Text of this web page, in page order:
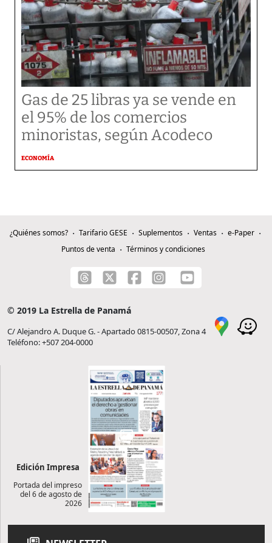
Gas de 25 libras ya se vende en
el 95% de los comercios
minoristas, según Acodeco
ECONOMÍA
¿Quiénes somos? Tarifario GESE Suplementos Ventas
e-Paper
Puntos de venta
Términos y condiciones
© 2019 La Estrella de Panamá
C/ Alejandro A. Duque G. - Apartado 0815-00507, Zona 4
Teléfono: +507 204-0000
Edición Impresa
Portada del impreso
del 6 de agosto de
2026